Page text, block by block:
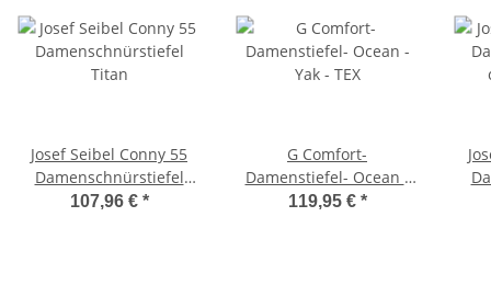
Josef Seibel Conny 55
Damenschnürstiefel
Titan
107,96 € *
G Comfort-
Damenstiefel- Ocean -
Yak - TEX
119,95 € *